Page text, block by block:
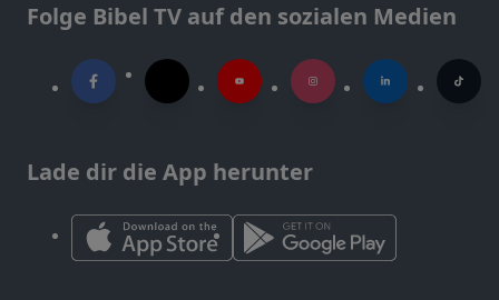
Folge Bibel TV auf den sozialen Medien
Lade dir die App herunter